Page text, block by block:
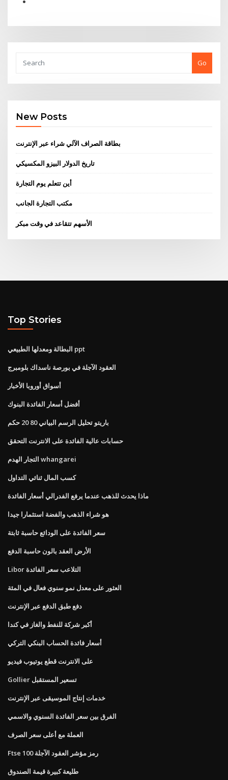
Go
New Posts
بطاقة الصراف الآلي شراء عبر الإنترنت
تاريخ الدولار البيزو المكسيكي
أين تتعلم يوم التجارة
مكتب التجارة الجانب
الأسهم تتقاعد في وقت مبكر
Top Stories
البطالة ومعدلها الطبيعي ppt
العقود الآجلة في بورصة ناسداك بلومبرج
أسواق أوروبا الأخبار
أفضل أسعار الفائدة البنوك
باريتو تحليل الرسم البياني 80 20 حكم
حسابات عالية الفائدة على الانترنت التحقق
التجار الهدم whangarei
كسب المال ثنائي التداول
ماذا يحدث للذهب عندما يرفع الفدرالي أسعار الفائدة
هو شراء الذهب والفضة استثمارا جيدا
سعر الفائدة على الودائع حاسبة ثابتة
الأرض العقد بالون حاسبة الدفع
Libor التلاعب سعر الفائدة
العثور على معدل نمو سنوي فعال في المئة
دفع طبق الدفع عبر الإنترنت
أكبر شركة للنفط والغاز في كندا
أسعار فائدة الحساب البنكي التركي
على الانترنت قطع يوتيوب فيديو
Gollier تسعير المستقبل
خدمات إنتاج الموسيقى عبر الإنترنت
الفرق بين سعر الفائدة السنوي والاسمي
العملة مع أعلى سعر الصرف
Ftse 100 رمز مؤشر العقود الآجلة
طليعة كبيرة قيمة الصندوق